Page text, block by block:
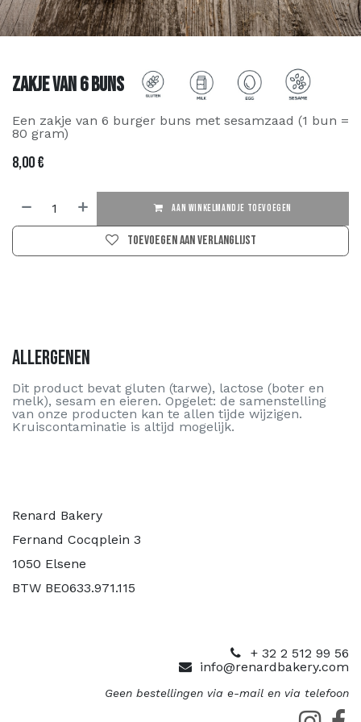
Zakje van 6 buns
Een zakje van 6 burger buns met sesamzaad (1 bun =
80 gram)
8,00€
AAN WINKELMANDJE TOEVOEGEN
Toevoegen aan verlanglijst
Allergenen
Dit product bevat gluten (tarwe), lactose (boter en
melk), sesam en eieren. Opgelet: de samenstelling
van onze producten kan te allen tijde wijzigen.
Kruiscontaminatie is altijd mogelijk.
Renard Bakery
Fernand Cocqplein 3
1050 Elsene
BTW BE0633.971.115
+ 32 2 512 99 56
info@renardbakery.com
Geen bestellingen via e-mail en via telefoon